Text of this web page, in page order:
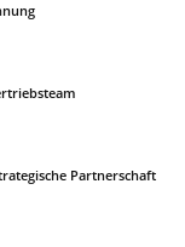
Partnerschaft